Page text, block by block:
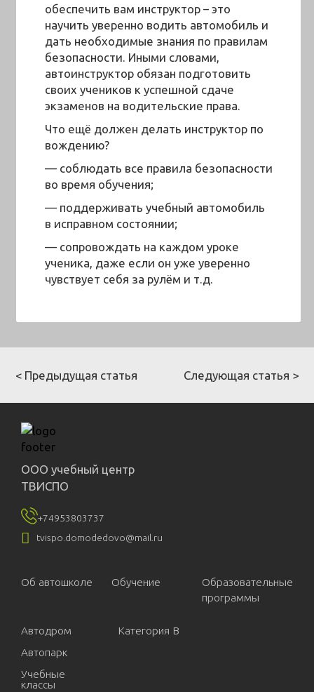
обеспечить вам инструктор – это
научить уверенно водить автомобиль и
дать необходимые знания по правилам
безопасности. Иными словами,
автоинструктор обязан подготовить
своих учеников к успешной сдаче
экзаменов на водительские права.
Что ещё должен делать инструктор по
вождению?
— соблюдать все правила безопасности
во время обучения;
— поддерживать учебный автомобиль
в исправном состоянии;
— сопровождать на каждом уроке
ученика, даже если он уже уверенно
чувствует себя за рулём и т.д.
< Предыдущая статья Следующая статья >
ООО учебный центр
ТВИСПО
+74953803737
 tvispo.domodedovo@mail.ru
Об автошколе Обучение
Образовательные
программы
Автодром
Автопарк
Учебные
классы
Категория В